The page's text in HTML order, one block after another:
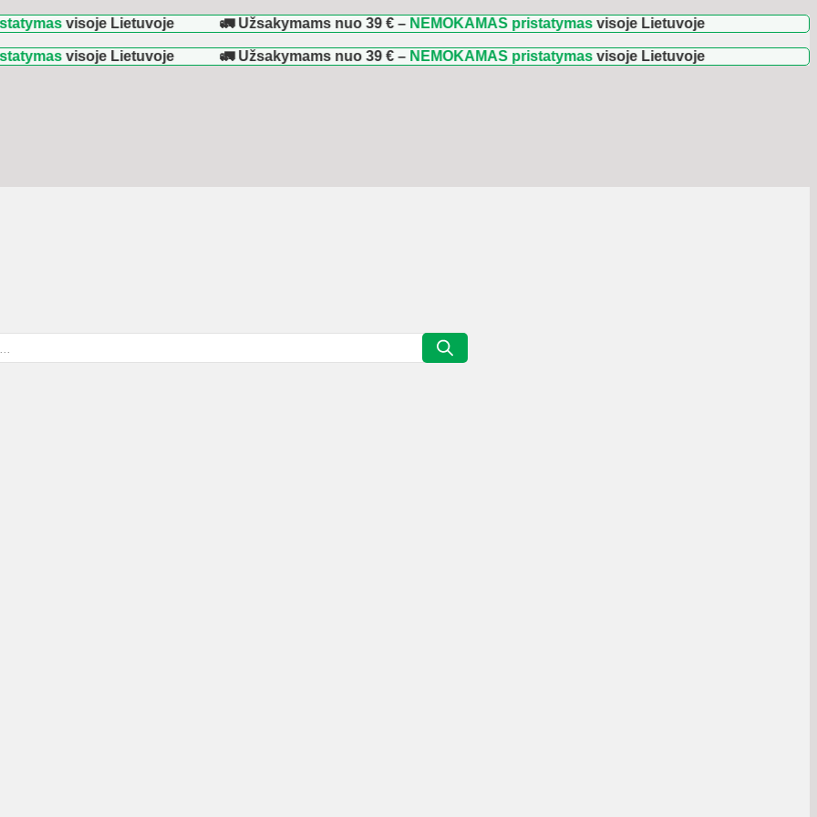
visoje Lietuvoje 🚛 Užsakymams nuo39 €–NEMOKAMAS pristatymasvisoje Lietuvoje
visoje Lietuvoje 🚛 Užsakymams nuo39 €–NEMOKAMAS pristatymasvisoje Lietuvoje